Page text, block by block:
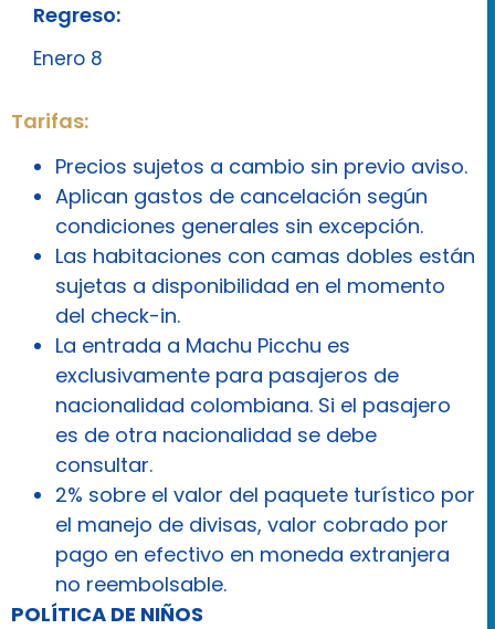
Regreso:
Enero 8
Tarifas:
Precios sujetos a cambio sin previo aviso.
Aplican gastos de cancelación según
condiciones generales sin excepción.
Las habitaciones con camas dobles están
sujetas a disponibilidad en el momento
del check-in.
La entrada a Machu Picchu es
exclusivamente para pasajeros de
nacionalidad colombiana. Si el pasajero
es de otra nacionalidad se debe
consultar.
2% sobre el valor del paquete turístico por
el manejo de divisas, valor cobrado por
pago en efectivo en moneda extranjera
no reembolsable.
POLÍTICA DE NIÑOS